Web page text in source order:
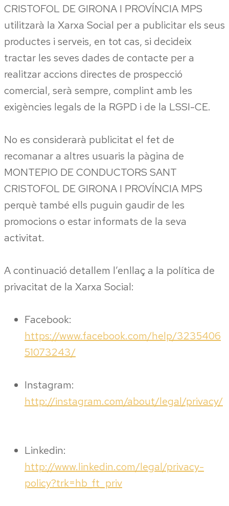
CRISTOFOL DE GIRONA I PROVÍNCIA MPS
utilitzarà la Xarxa Social per a publicitar els seus
productes i serveis, en tot cas, si decideix
tractar les seves dades de contacte per a
realitzar accions directes de prospecció
comercial, serà sempre, complint amb les
exigències legals de la RGPD i de la LSSI-CE.
No es considerarà publicitat el fet de
recomanar a altres usuaris la pàgina de
MONTEPIO DE CONDUCTORS SANT
CRISTOFOL DE GIRONA I PROVÍNCIA MPS
perquè també ells puguin gaudir de les
promocions o estar informats de la seva
activitat.
A continuació detallem l’enllaç a la política de
privacitat de la Xarxa Social:
Facebook:
https://www.facebook.com/help/3235406
51073243/
Instagram:
http://instagram.com/about/legal/privacy/
Linkedin:
http://www.linkedin.com/legal/privacy-
policy?trk=hb_ft_priv